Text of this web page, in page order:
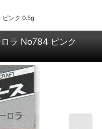
ピンク 0.5g
ラ No784 ピンク